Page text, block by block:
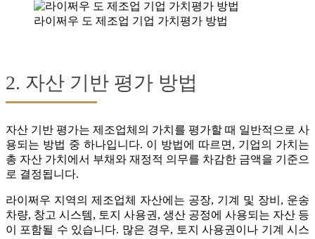
라이쩌우 도 제조업 기업 가치평가 방법
2. 자산 기반 평가 방법
자산 기반 평가는 제조업체의 가치를 평가할 때 일반적으로 사
용되는 방법 중 하나입니다. 이 방법에 따르면, 기업의 가치는
총 자산 가치에서 부채와 재정적 의무를 차감한 금액을 기준으
로 결정됩니다.
라이쩌우 지역의 제조업체 자산에는 공장, 기계 및 장비, 운송
차량, 창고 시스템, 토지 사용권, 생산 공정에 사용되는 자산 등
이 포함될 수 있습니다. 많은 경우, 토지 사용권이나 기계 시스